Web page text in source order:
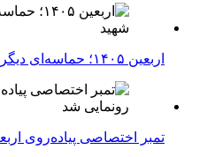
اربعین ۱۴۰۵؛ حماسه‌ای دیگر با سوگ رهبر شهید
تمبر اختصاصی پیاده‌روی